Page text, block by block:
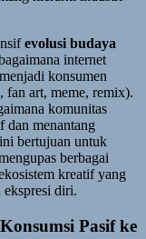
evolusi budaya
internet
konsumen
art, meme, remix).
komunitas
dan menantang
bertujuan untuk
berbagai
kreatif yang
diri.
Pasif ke